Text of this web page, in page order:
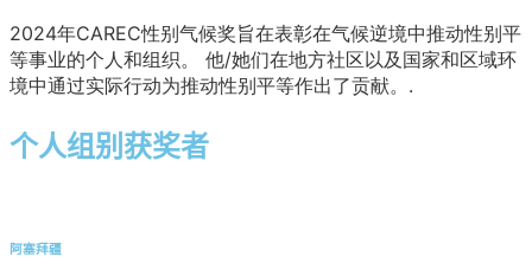
2024年CAREC性别气候奖旨在表彰在气候逆境中推动性别平
等事业的个人和组织。
他/她们在地方社区以及国家和区域环
境中通过实际行动为推动性别平等作出了贡献。 .
个人组别获奖者
阿塞拜疆